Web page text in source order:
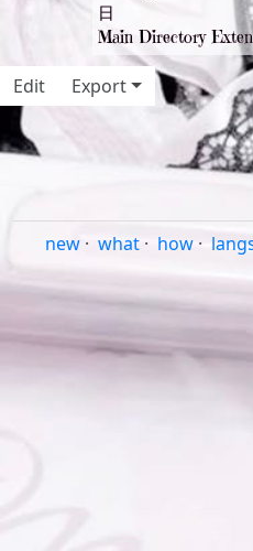
日
Main Directory
Edit
Export
new · what · how ·